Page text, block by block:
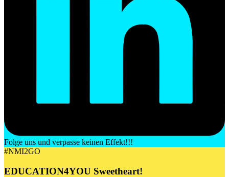
Folge uns und verpasse keinen Effekt!!!
#NMI2GO
EDUCATION4YOU Sweetheart!